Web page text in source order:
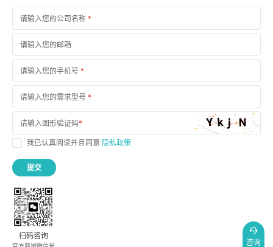
扫码咨询
请输入您的公司名称 *
请输入您的邮箱
请输入您的手机号 *
请输入您的需求型号 *
请输入图形验证码*
我已认真阅读并且同意 隐私政策
提交
咨询